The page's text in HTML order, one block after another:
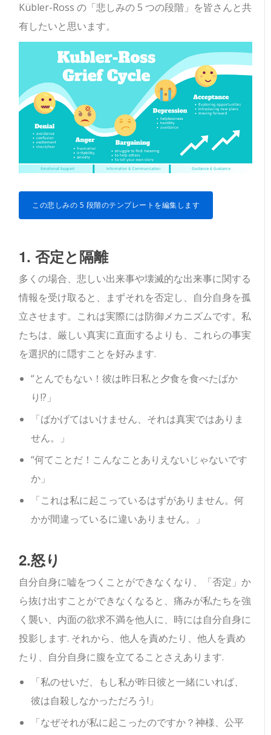
Kübler-Ross の「悲しみの 5 つの段階」を皆さんと共
有したいと思います。
この悲しみの 5 段階のテンプレートを編集します
1. 否定と隔離
多くの場合、悲しい出来事や壊滅的な出来事に関する
情報を受け取ると、まずそれを否定し、自分自身を孤
立させます。これは実際には防御メカニズムです。私
たちは、厳しい真実に直面するよりも、これらの事実
を選択的に隠すことを好みます.
“とんでもない！彼は昨日私と夕食を食べたばか
り!?」
「ばかげてはいけません、それは真実ではありま
せん。」
“何てことだ！こんなことありえないじゃないです
か」
「これは私に起こっているはずがありません。何
かが間違っているに違いありません。」
2.怒り
自分自身に嘘をつくことができなくなり、「否定」か
ら抜け出すことができなくなると、痛みが私たちを強
く襲い、内面の欲求不満を他人に、時には自分自身に
投影します. それから、他人を責めたり、他人を責め
たり、自分自身に腹を立てることさえあります.
「私のせいだ、もし私が昨日彼と一緒にいれば、
彼は自殺しなかっただろう!」
「なぜそれが私に起こったのですか？神様、公平